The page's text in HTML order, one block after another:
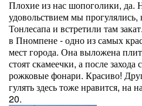
Плохие из нас шопоголики, да.
удовольствием мы
Тонлесапа и встретили там
в Пномпене - одно из самых
мест города. Она выложена
стоят скамеечки, а после
рожковые фонари. Красиво!
гулять здесь тоже нравится, на
20.